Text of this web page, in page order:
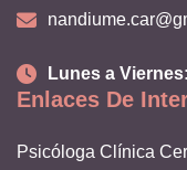
Lunes a Viernes:
Enlaces De
Psicóloga Clínica